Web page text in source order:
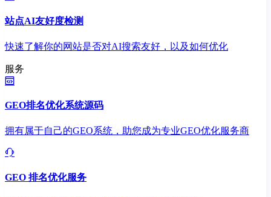
站点AI友好度检测
快速了解你的网站是否对AI搜索友好，以及如何优化
服务
GEO排名优化系统源码
拥有属于自己的GEO系统，助您成为专业GEO优化服务商
GEO 排名优化服务